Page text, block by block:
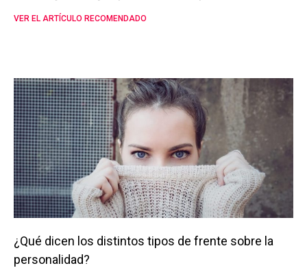
VER EL ARTÍCULO RECOMENDADO
¿Qué dicen los distintos tipos de frente sobre la
personalidad?